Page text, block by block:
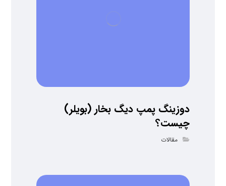
دوزینگ پمپ دیگ بخار (بویلر)
چیست؟
مقالات